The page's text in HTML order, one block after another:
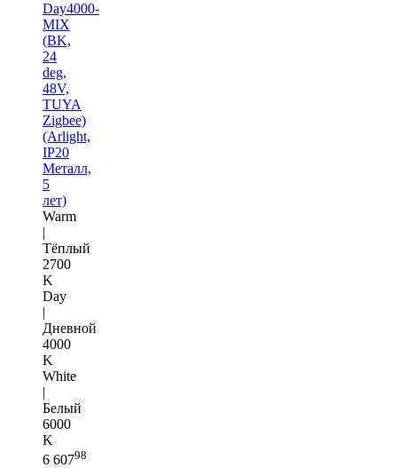
Day4000-
MIX
(BK,
24
deg,
48V,
TUYA
Zigbee)
(Arlight,
IP20
Металл,
5
лет)
Warm
|
Тёплый
2700
K
Day
|
Дневной
4000
K
White
|
Белый
6000
K
6 60798